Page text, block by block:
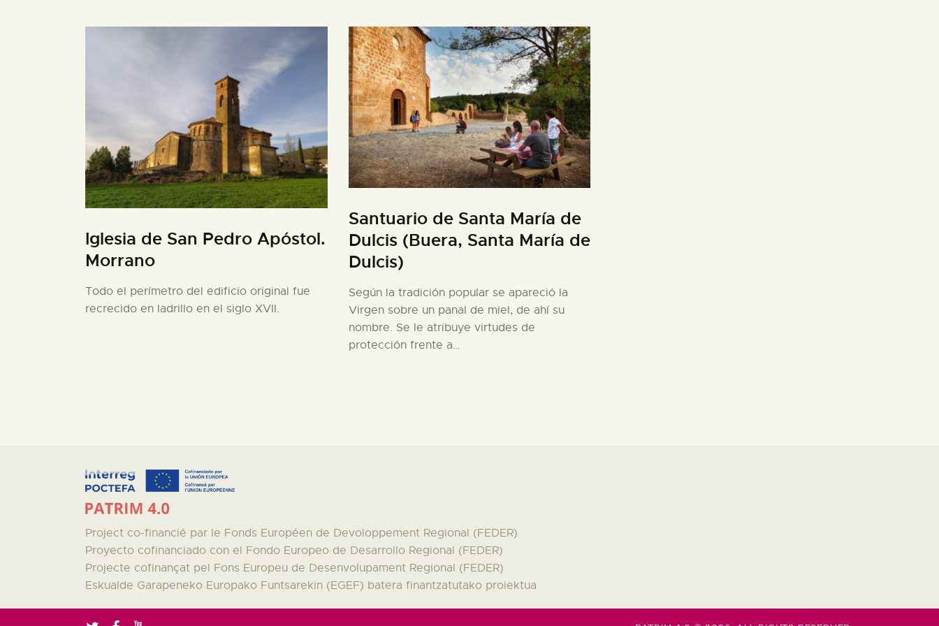
Iglesia de San Pedro Apóstol.
Morrano
Todo el perímetro del edificio original fue
recrecido en ladrillo en el siglo XVII.
Santuario de Santa María de
Dulcis (Buera, Santa María de
Dulcis)
Según la tradición popular se apareció la
Virgen sobre un panal de miel, de ahí su
nombre. Se le atribuye virtudes de
protección frente a…
Project co-financié par le Fonds Européen de Devoloppement Regional (FEDER)
Proyecto cofinanciado con el Fondo Europeo de Desarrollo Regional (FEDER)
Projecte cofinançat pel Fons Europeu de Desenvolupament Regional (FEDER)
Eskualde Garapeneko Europako Funtsarekin (EGEF) batera finantzatutako proiektua